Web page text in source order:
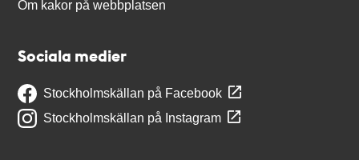
Om kakor på webbplatsen
Sociala medier
Stockholmskällan på Facebook
Stockholmskällan på Instagram